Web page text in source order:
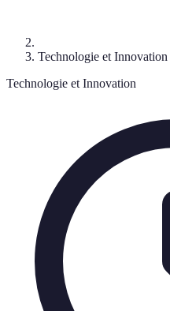
Technologie et Innovation
Technologie et Innovation